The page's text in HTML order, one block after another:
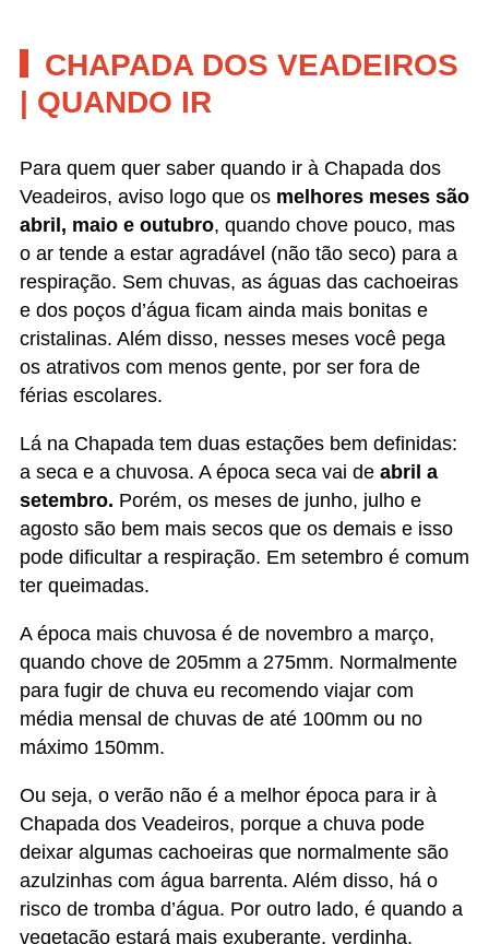
o ar tende a estar agradável (não tão seco) para a
respiração. Sem chuvas, as águas das cachoeiras
e dos poços d’água ficam ainda mais bonitas e
os atrativos com menos gente, por ser fora de
férias escolares.
Lá na Chapada tem duas estações bem definidas:
a seca e a chuvosa. A época seca vai deabril a
setembro.Porém, os meses de junho, julho e
agosto são bem mais secos que os demais e isso
pode dificultar a respiração. Em setembro é comum
ter queimadas.
A época mais chuvosa é de novembro a março,
quando chove de 205mm a 275mm. Normalmente
para fugir de chuva eu recomendo viajar com
média mensal de chuvas de até 100mm ou no
máximo 150mm.
Chapada dos Veadeiros, porque a chuva pode
deixar algumas cachoeiras que normalmente são
azulzinhas com água barrenta. Além disso, há o
risco de tromba d’água. Por outro lado, é quando a
vegetação estará mais exuberante, verdinha.
Ao decidir quando ir à Chapada dos Veadeiros é
importante saber que mesmo no inverno dá pra
tomar banho de cachoeira, já que as temperaturas
chegam a até 30ºC nessa época do ano.
A seguir, as médias históricas de chuvas e